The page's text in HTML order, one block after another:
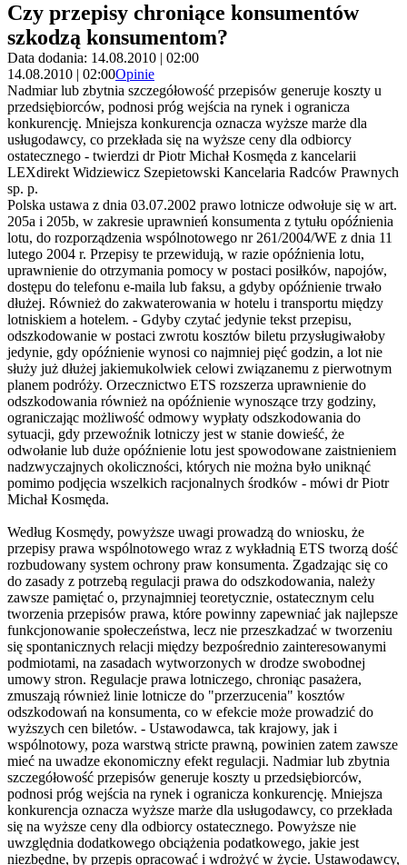
Czy przepisy chroniące konsumentów
szkodzą konsumentom?
Data dodania: 14.08.2010 | 02:00
14.08.2010 | 02:00Opinie
Nadmiar lub zbytnia szczegółowość przepisów generuje koszty u
przedsiębiorców, podnosi próg wejścia na rynek i ogranicza
konkurencję. Mniejsza konkurencja oznacza wyższe marże dla
usługodawcy, co przekłada się na wyższe ceny dla odbiorcy
ostatecznego - twierdzi dr Piotr Michał Kosmęda z kancelarii
LEXdirekt Widziewicz Szepietowski Kancelaria Radców Prawnych
sp. p.
Polska ustawa z dnia 03.07.2002 prawo lotnicze odwołuje się w art.
205a i 205b, w zakresie uprawnień konsumenta z tytułu opóźnienia
lotu, do rozporządzenia wspólnotowego nr 261/2004/WE z dnia 11
lutego 2004 r. Przepisy te przewidują, w razie opóźnienia lotu,
uprawnienie do otrzymania pomocy w postaci posiłków, napojów,
dostępu do telefonu e-maila lub faksu, a gdyby opóźnienie trwało
dłużej. Również do zakwaterowania w hotelu i transportu między
lotniskiem a hotelem. - Gdyby czytać jedynie tekst przepisu,
odszkodowanie w postaci zwrotu kosztów biletu przysługiwałoby
jedynie, gdy opóźnienie wynosi co najmniej pięć godzin, a lot nie
służy już dłużej jakiemukolwiek celowi związanemu z pierwotnym
planem podróży. Orzecznictwo ETS rozszerza uprawnienie do
odszkodowania również na opóźnienie wynoszące trzy godziny,
ograniczając możliwość odmowy wypłaty odszkodowania do
sytuacji, gdy przewoźnik lotniczy jest w stanie dowieść, że
odwołanie lub duże opóźnienie lotu jest spowodowane zaistnieniem
nadzwyczajnych okoliczności, których nie można było uniknąć
pomimo podjęcia wszelkich racjonalnych środków - mówi dr Piotr
Michał Kosmęda.
Według Kosmędy, powyższe uwagi prowadzą do wniosku, że
przepisy prawa wspólnotowego wraz z wykładnią ETS tworzą dość
rozbudowany system ochrony praw konsumenta. Zgadzając się co
do zasady z potrzebą regulacji prawa do odszkodowania, należy
zawsze pamiętać o, przynajmniej teoretycznie, ostatecznym celu
tworzenia przepisów prawa, które powinny zapewniać jak najlepsze
funkcjonowanie społeczeństwa, lecz nie przeszkadzać w tworzeniu
się spontanicznych relacji między bezpośrednio zainteresowanymi
podmiotami, na zasadach wytworzonych w drodze swobodnej
umowy stron. Regulacje prawa lotniczego, chroniąc pasażera,
zmuszają również linie lotnicze do "przerzucenia" kosztów
odszkodowań na konsumenta, co w efekcie może prowadzić do
wyższych cen biletów. - Ustawodawca, tak krajowy, jak i
wspólnotowy, poza warstwą stricte prawną, powinien zatem zawsze
mieć na uwadze ekonomiczny efekt regulacji. Nadmiar lub zbytnia
szczegółowość przepisów generuje koszty u przedsiębiorców,
podnosi próg wejścia na rynek i ogranicza konkurencję. Mniejsza
konkurencja oznacza wyższe marże dla usługodawcy, co przekłada
się na wyższe ceny dla odbiorcy ostatecznego. Powyższe nie
uwzględnia dodatkowego obciążenia podatkowego, jakie jest
niezbędne, by przepis opracować i wdrożyć w życie. Ustawodawcy,